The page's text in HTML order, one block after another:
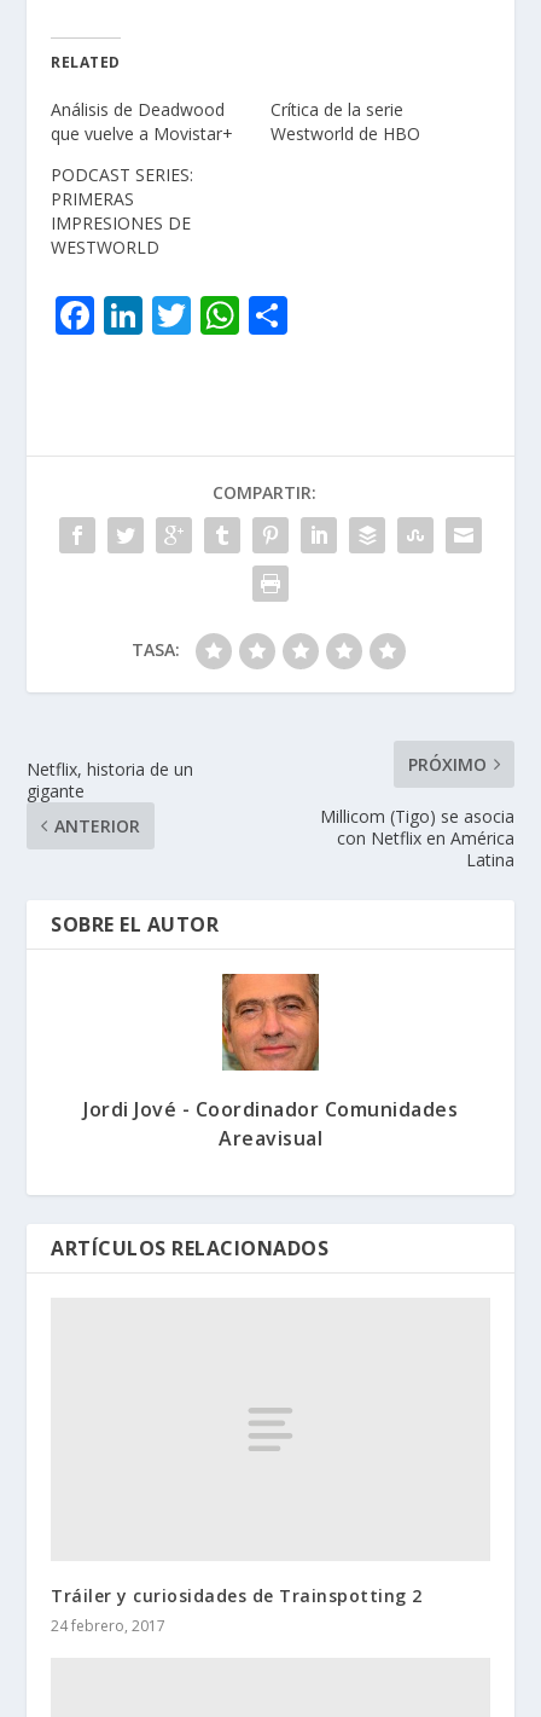
RELATED
Análisis de Deadwood
que vuelve a Movistar+
Crítica de la serie
Westworld de HBO
PODCAST SERIES:
PRIMERAS
IMPRESIONES DE
WESTWORLD
F
o
o
k
Li
dI
n
T W
A
p
p
ar
ti
r
COMPARTIR:
TASA:
Netflix, historia de un
gigante
ANTERIOR
PRÓXIMO
Millicom (Tigo) se asocia
con Netflix en América
Latina
SOBRE EL AUTOR
Jordi Jové - Coordinador Comunidades
Areavisual
ARTÍCULOS RELACIONADOS
Tráiler y curiosidades de Trainspotting 2
24 febrero, 2017